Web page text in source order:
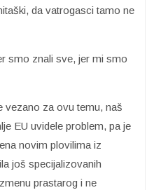
da vatrogasci tamo ne
smo znali sve, jer mi smo
vezano za ovu temu, naš
EU uvidele problem, pa je
novim plovilima iz
još specijalizovanih
prastarog i ne